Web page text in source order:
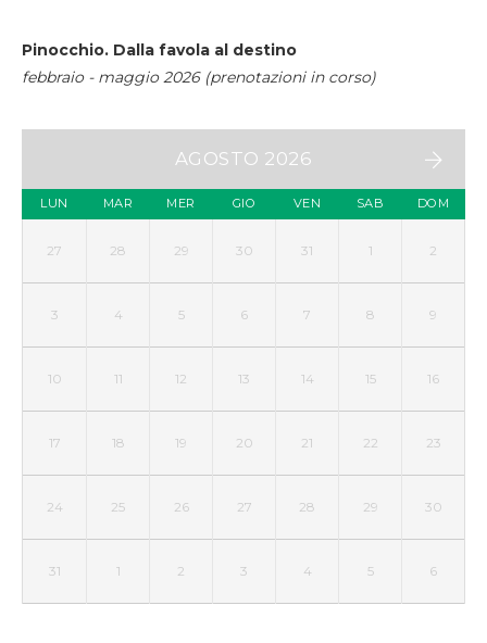
Pinocchio. Dalla favola al destino
febbraio - maggio 2026 (prenotazioni in corso)
AGOSTO 2026
LUN MAR MER GIO VEN SAB DOM
27 28 29 30 31 1 2
3 4 5 6 7 8 9
10 11 12 13 14 15 16
17 18 19 20 21 22 23
24 25 26 27 28 29 30
31 1 2 3 4 5 6